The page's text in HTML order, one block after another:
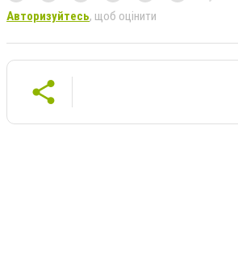
Авторизуйтесь, щоб оцінити